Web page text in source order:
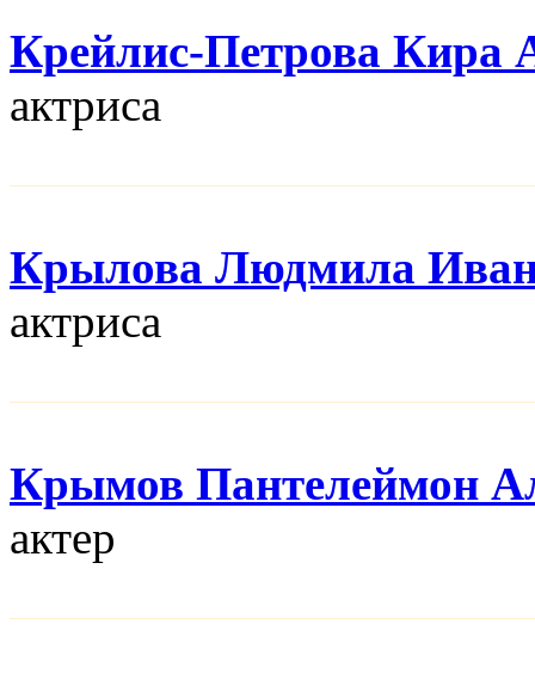
Крейлис-Петрова Кира
актриса
Крылова Людмила
актриса
Крымов Пантелеймон
актер